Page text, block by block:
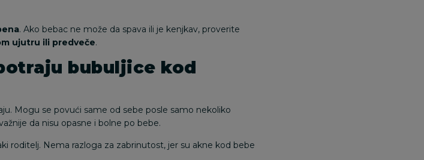
. Ako bebac ne može da spava ili je kenjkav, proverite
ujutru ili predveče.
bubuljice kod
Mogu se povući same od sebe posle samo nekoliko
da nisu opasne i bolne po bebe.
roditelj. Nema razloga za zabrinutost, jer su akne kod bebe